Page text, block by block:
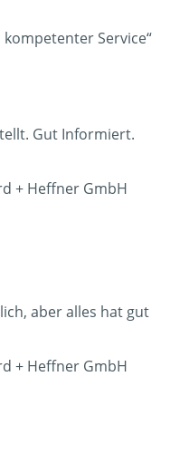
Service“
Gut Informiert.
+ Heffner GmbH
aber alles hat gut
+ Heffner GmbH